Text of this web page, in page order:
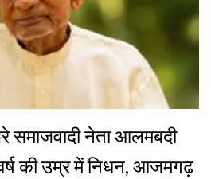
समाजवादी नेता आलमबदी
की उम्र में निधन, आजमगढ़